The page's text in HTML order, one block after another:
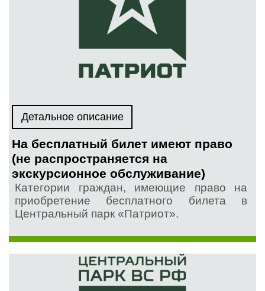
Детальное описание
На бесплатный билет имеют право
(не распространяется на
экскурсионное обслуживание)
Категории граждан, имеющие право на
приобретение бесплатного билета в
Центральный парк «Патриот».